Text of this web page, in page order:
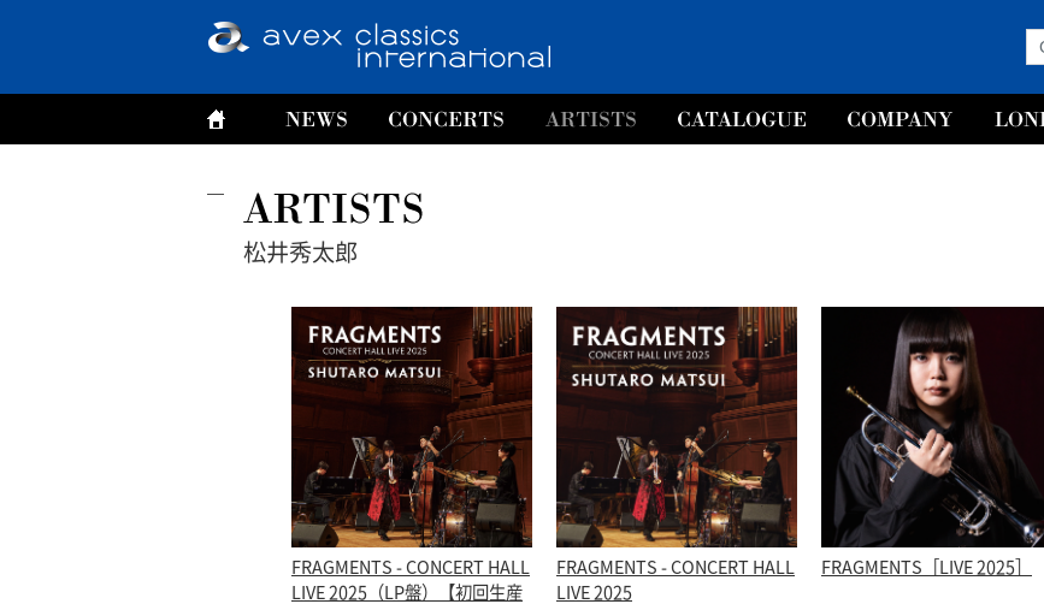
松井秀太郎
FRAGMENTS - CONCERT HALL
LIVE 2025（LP盤）【初回生産
FRAGMENTS - CONCERT HALL
LIVE 2025
FRAGMENTS［LIVE 2025］